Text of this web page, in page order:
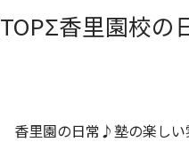
TOPΣ香里園校の
香里園の日常♪塾の楽し